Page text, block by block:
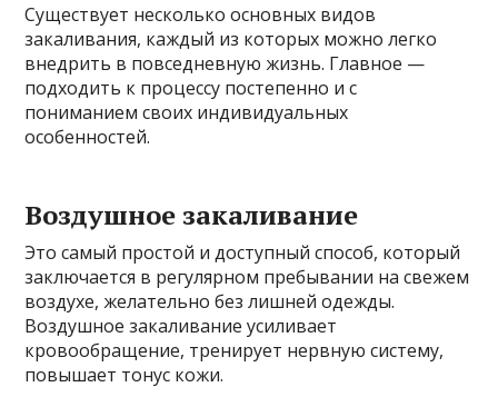
Существует несколько основных видов
закаливания, каждый из которых можно легко
внедрить в повседневную жизнь. Главное —
подходить к процессу постепенно и с
пониманием своих индивидуальных
особенностей.
Воздушное закаливание
Это самый простой и доступный способ, который
заключается в регулярном пребывании на свежем
воздухе, желательно без лишней одежды.
Воздушное закаливание усиливает
кровообращение, тренирует нервную систему,
повышает тонус кожи.